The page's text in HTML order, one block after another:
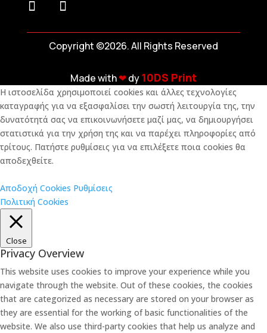
Copyright ©2026. All Rights Reserved
Made with❤︎dy10DS Print
Η ιστοσελίδα χρησιμοποιεί cookies και άλλες τεχνολογίες
καταγραφής για να εξασφαλίσει την σωστή λειτουργία της, την
δυνατότητά σας να επικοινωνήσετε μαζί μας, να δημιουργήσει
στατιστικά για την χρήση της και να παρέχει πληροφορίες από
τρίτους. Πατήστε ρυθμίσεις για να επιλέξετε ποια cookies θα
αποδεχθείτε.
Αποδοχή Cookies Ρυθμίσεις
Πολιτική Cookies
Close
Privacy Overview
This website uses cookies to improve your experience while you
navigate through the website. Out of these cookies, the cookies
that are categorized as necessary are stored on your browser as
they are essential for the working of basic functionalities of the
website. We also use third-party cookies that help us analyze and